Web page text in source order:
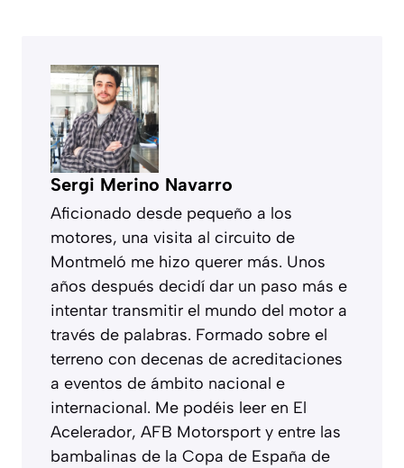
Sergi Merino Navarro
Aficionado desde pequeño a los
motores, una visita al circuito de
Montmeló me hizo querer más. Unos
años después decidí dar un paso más e
intentar transmitir el mundo del motor a
través de palabras. Formado sobre el
terreno con decenas de acreditaciones
a eventos de ámbito nacional e
internacional. Me podéis leer en El
Acelerador, AFB Motorsport y entre las
bambalinas de la Copa de España de